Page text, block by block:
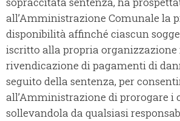
all’Amministrazione Comunale la
disponibilità affinché ciascun
iscritto alla propria
rivendicazione di pagamenti di
seguito della sentenza, per
all’Amministrazione di prorogare i
sollevandola da qualsiasi